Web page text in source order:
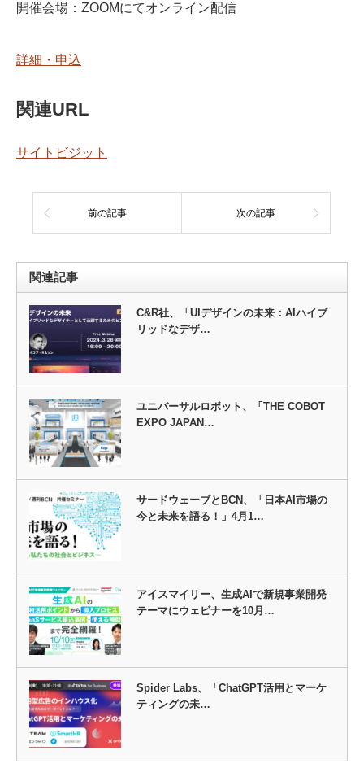
開催会場：ZOOMにてオンライン配信
詳細・申込
関連URL
サイトビジット
前の記事 次の記事
関連記事
C&R社、「UIデザインの未来：AIハイブ
リッドなデザ…
ユニバーサルロボット、「THE COBOT
EXPO JAPAN…
サードウェーブとBCN、「日本AI市場の
今と未来を語る！」4月1…
アイスマイリー、生成AIで新規事業開発
テーマにウェビナーを10月…
Spider Labs、「ChatGPT活用とマーケ
ティングの未…